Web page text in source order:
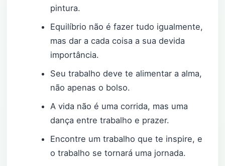
pintura.
Equilíbrio não é fazer tudo igualmente,
mas dar a cada coisa a sua devida
importância.
Seu trabalho deve te alimentar a alma,
não apenas o bolso.
A vida não é uma corrida, mas uma
dança entre trabalho e prazer.
Encontre um trabalho que te inspire, e
o trabalho se tornará uma jornada.